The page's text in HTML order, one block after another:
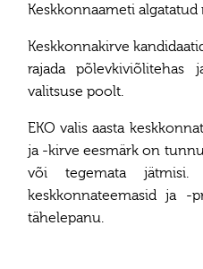
Keskkonnaameti
Keskkonnakirve
rajada põlevkiviõlitehas
valitsuse poolt.
EKO valis aasta
ja -kirve eesmärk on
või tegemata jätmisi.
keskkonnateemasid ja -
tähelepanu.